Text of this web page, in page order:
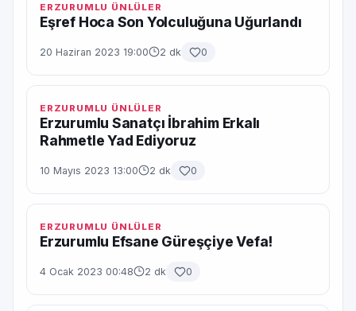
ERZURUMLU ÜNLÜLER
Eşref Hoca Son Yolculuğuna Uğurlandı
20 Haziran 2023 19:00 2 dk 0
ERZURUMLU ÜNLÜLER
Erzurumlu Sanatçı İbrahim Erkalı
Rahmetle Yad Ediyoruz
10 Mayıs 2023 13:00 2 dk 0
ERZURUMLU ÜNLÜLER
Erzurumlu Efsane Güreşçiye Vefa!
4 Ocak 2023 00:48 2 dk 0